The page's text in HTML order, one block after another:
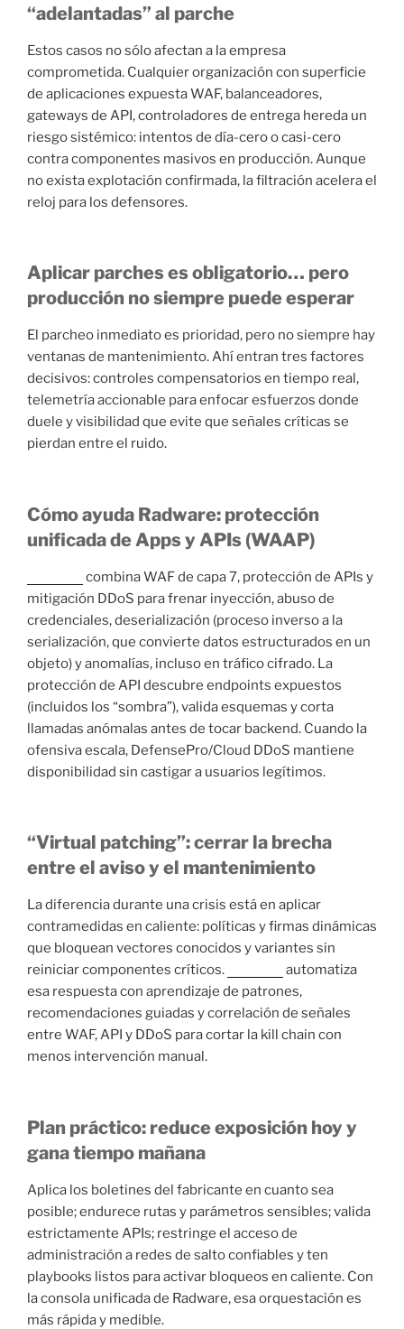
“adelantadas” al parche
Estos casos no sólo afectan a la empresa
comprometida. Cualquier organización con superficie
de aplicaciones expuesta WAF, balanceadores,
gateways de API, controladores de entrega hereda un
riesgo sistémico: intentos de día-cero o casi-cero
contra componentes masivos en producción. Aunque
no exista explotación confirmada, la filtración acelera el
reloj para los defensores.
Aplicar parches es obligatorio… pero
producción no siempre puede esperar
El parcheo inmediato es prioridad, pero no siempre hay
ventanas de mantenimiento. Ahí entran tres factores
decisivos: controles compensatorios en tiempo real,
telemetría accionable para enfocar esfuerzos donde
duele y visibilidad que evite que señales críticas se
pierdan entre el ruido.
Cómo ayuda Radware: protección
unificada de Apps y APIs (WAAP)
combina WAF de capa 7, protección de APIs y
mitigación DDoS para frenar inyección, abuso de
credenciales, deserialización (proceso inverso a la
serialización, que convierte datos estructurados en un
objeto) y anomalías, incluso en tráfico cifrado. La
protección de API descubre endpoints expuestos
(incluidos los “sombra”), valida esquemas y corta
llamadas anómalas antes de tocar backend. Cuando la
ofensiva escala, DefensePro/Cloud DDoS mantiene
disponibilidad sin castigar a usuarios legítimos.
“Virtual patching”: cerrar la brecha
entre el aviso y el mantenimiento
La diferencia durante una crisis está en aplicar
contramedidas en caliente: políticas y firmas dinámicas
que bloquean vectores conocidos y variantes sin
reiniciar componentes críticos.
automatiza
esa respuesta con aprendizaje de patrones,
recomendaciones guiadas y correlación de señales
entre WAF, API y DDoS para cortar la kill chain con
menos intervención manual.
Plan práctico: reduce exposición hoy y
gana tiempo mañana
Aplica los boletines del fabricante en cuanto sea
posible; endurece rutas y parámetros sensibles; valida
estrictamente APIs; restringe el acceso de
administración a redes de salto confiables y ten
playbooks listos para activar bloqueos en caliente. Con
la consola unificada de Radware, esa orquestación es
más rápida y medible.